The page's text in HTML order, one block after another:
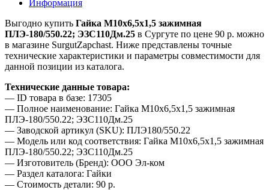
Информация
Выгодно купить Гайка М10х6,5х1,5 зажимная
ПЛЭ-180/550.22; ЭЗС110Дм.25 в Сургуте по цене 90 р. можно
в магазине SurgutZapchast. Ниже представлены точные
технические характеристики и параметры совместимости для
данной позиции из каталога.
Технические данные товара:
— ID товара в базе: 17305
— Полное наименование: Гайка М10х6,5х1,5 зажимная
ПЛЭ-180/550.22; ЭЗС110Дм.25
— Заводской артикул (SKU): ПЛЭ180/550.22
— Модель или код соответствия: Гайка М10х6,5х1,5 зажимная
ПЛЭ-180/550.22; ЭЗС110Дм.25
— Изготовитель (Бренд): ООО Эл-ком
— Раздел каталога: Гайки
— Стоимость детали: 90 р.